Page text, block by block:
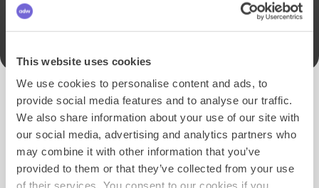
This website uses cookies
We use cookies to personalise content and ads, to
provide social media features and to analyse our traffic.
We also share information about your use of our site with
our social media, advertising and analytics partners who
may combine it with other information that you’ve
provided to them or that they’ve collected from your use
of their services. You consent to our cookies if you
Ons Quality Network
De bekendste websites met de populairste Rich
Media-formaten in één overzichtelijk netwerk. Zo kun
je campagnes zelf beheren vanuit alle DSP's met één
Deal ID voor 850+ sites, of kiezen voor full-service.